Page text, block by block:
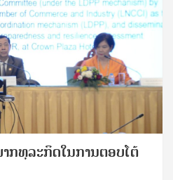
າກທຸລະກິດໃນການຕອບໂຕ້